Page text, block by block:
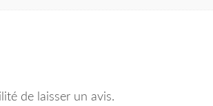
de laisser un avis.